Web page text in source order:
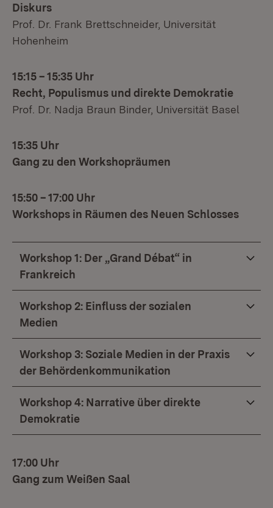
Diskurs
Prof. Dr. Frank Brettschneider, Universität
Hohenheim
15:15 – 15:35 Uhr
Recht, Populismus und direkte Demokratie
Prof. Dr. Nadja Braun Binder, Universität Basel
15:35 Uhr
Gang zu den Workshopräumen
15:50 – 17:00 Uhr
Workshops in Räumen des Neuen Schlosses
Workshop 1: Der „Grand Débat“ in
Frankreich
Workshop 2: Einfluss der sozialen
Medien
Workshop 3: Soziale Medien in der Praxis
der Behördenkommunikation
Workshop 4: Narrative über direkte
Demokratie
17:00 Uhr
Gang zum Weißen Saal